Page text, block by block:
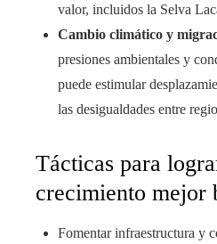
valor, incluidos la Selva
Cambio climático y
presiones ambientales y
puede estimular
las desigualdades entre
Tácticas para
crecimiento mejor
Fomentar infraestructura y